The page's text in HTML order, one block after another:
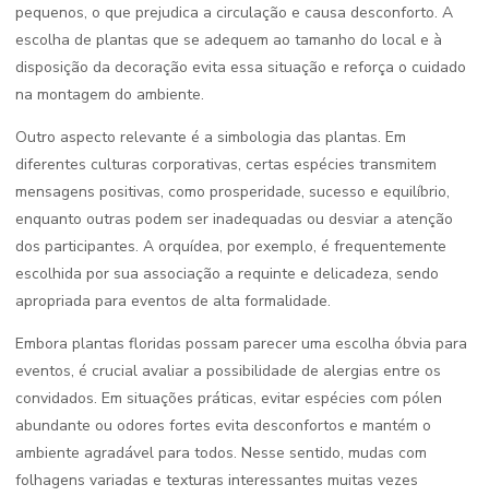
pequenos, o que prejudica a circulação e causa desconforto. A
escolha de plantas que se adequem ao tamanho do local e à
disposição da decoração evita essa situação e reforça o cuidado
na montagem do ambiente.
Outro aspecto relevante é a simbologia das plantas. Em
diferentes culturas corporativas, certas espécies transmitem
mensagens positivas, como prosperidade, sucesso e equilíbrio,
enquanto outras podem ser inadequadas ou desviar a atenção
dos participantes. A orquídea, por exemplo, é frequentemente
escolhida por sua associação a requinte e delicadeza, sendo
apropriada para eventos de alta formalidade.
Embora plantas floridas possam parecer uma escolha óbvia para
eventos, é crucial avaliar a possibilidade de alergias entre os
convidados. Em situações práticas, evitar espécies com pólen
abundante ou odores fortes evita desconfortos e mantém o
ambiente agradável para todos. Nesse sentido, mudas com
folhagens variadas e texturas interessantes muitas vezes